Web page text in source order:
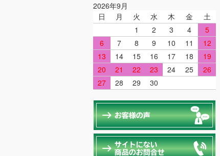
2026年9月
日
月 火 水 木 金
土
1
2 3 4
5
6
7 8 9 10 11
12
13
14 15 16 17 18
19
20
21 22 23 24 25
26
27
28 29 30